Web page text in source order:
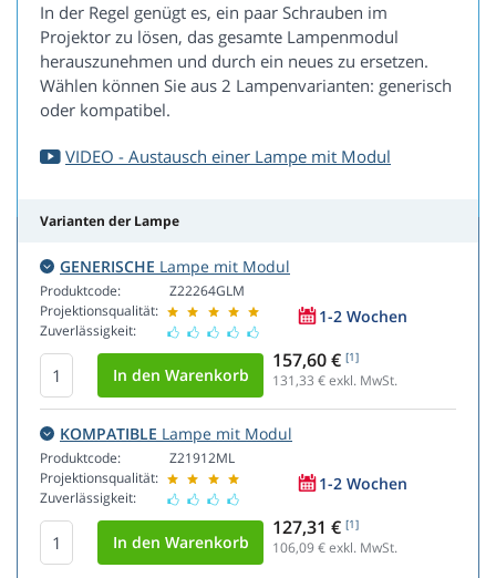
In der Regel genügt es, ein paar Schrauben im
Projektor zu lösen, das gesamte Lampenmodul
herauszunehmen und durch ein neues zu ersetzen.
Wählen können Sie aus 2 Lampenvarianten: generisch
oder kompatibel.
VIDEO - Austausch einer Lampe mit Modul
Varianten der Lampe
GENERISCHE Lampe mit Modul
Produktcode:
Projektionsqualität:
Zuverlässigkeit:
Z22264GLM
1-2 Wochen
157,60 € [1]
131,33 € exkl. MwSt.
KOMPATIBLE Lampe mit Modul
Produktcode:
Projektionsqualität:
Zuverlässigkeit:
Z21912ML
1-2 Wochen
127,31 € [1]
106,09€ exkl. MwSt.